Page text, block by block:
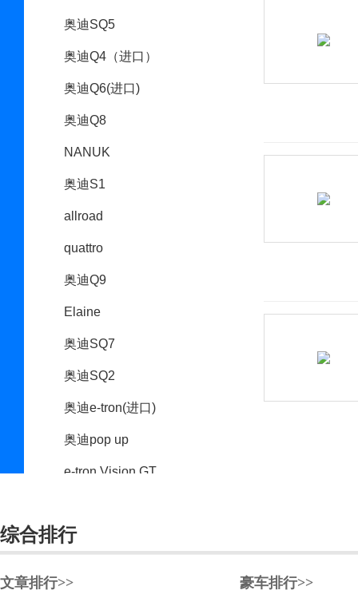
奥迪SQ5
奥迪Q4（进口）
奥迪Q6(进口)
奥迪Q8
NANUK
奥迪S1
allroad
quattro
奥迪Q9
Elaine
奥迪SQ7
奥迪SQ2
奥迪e-tron(进口)
奥迪pop up
e-tron Vision GT
奥迪PB18
综合排行
文章排行>> 豪车排行>>